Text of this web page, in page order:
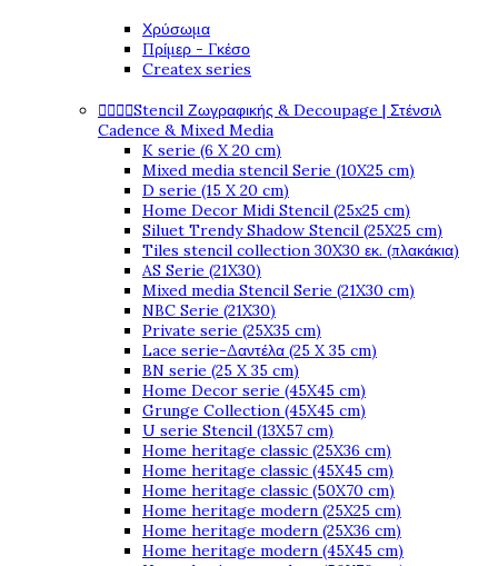
Χρύσωμα
Πρίμερ - Γκέσο
Createx series
Stencil Ζωγραφικής & Decoupage | Στένσιλ
Cadence & Mixed Media
K serie (6 X 20 cm)
Mixed media stencil Serie (10X25 cm)
D serie (15 X 20 cm)
Home Decor Midi Stencil (25x25 cm)
Siluet Trendy Shadow Stencil (25X25 cm)
Tiles stencil collection 30X30 εκ. (πλακάκια)
AS Serie (21X30)
Mixed media Stencil Serie (21X30 cm)
NBC Serie (21X30)
Private serie (25X35 cm)
Lace serie-Δαντέλα (25 X 35 cm)
BN serie (25 X 35 cm)
Home Decor serie (45X45 cm)
Grunge Collection (45X45 cm)
U serie Stencil (13X57 cm)
Home heritage classic (25X36 cm)
Home heritage classic (45X45 cm)
Home heritage classic (50X70 cm)
Home heritage modern (25X25 cm)
Home heritage modern (25X36 cm)
Home heritage modern (45X45 cm)